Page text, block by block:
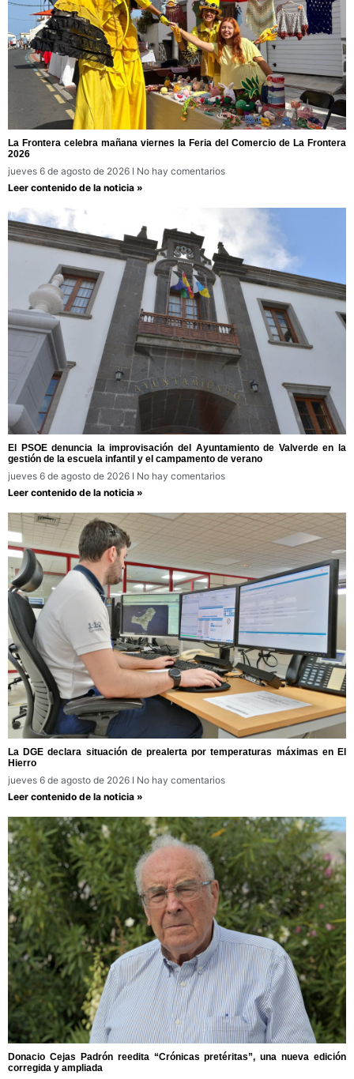
La Frontera celebra mañana viernes la Feria del Comercio de La Frontera
2026
jueves 6 de agosto de 2026
No hay comentarios
Leer contenido de la noticia »
El PSOE denuncia la improvisación del Ayuntamiento de Valverde en la
gestión de la escuela infantil y el campamento de verano
jueves 6 de agosto de 2026
No hay comentarios
Leer contenido de la noticia »
La DGE declara situación de prealerta por temperaturas máximas en El
Hierro
jueves 6 de agosto de 2026
No hay comentarios
Leer contenido de la noticia »
Donacio Cejas Padrón reedita “Crónicas pretéritas”, una nueva edición
corregida y ampliada